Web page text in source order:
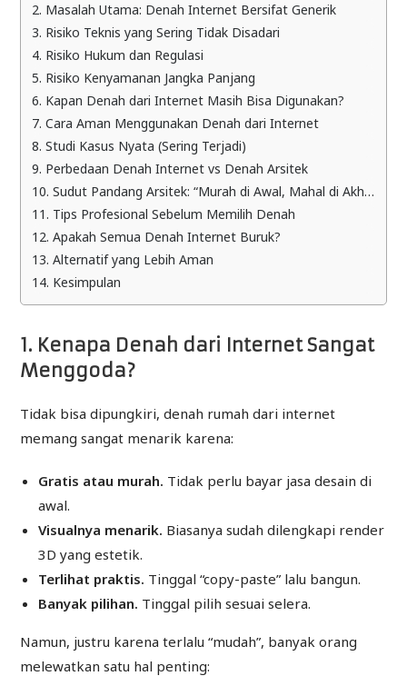
2. Masalah Utama: Denah Internet Bersifat Generik
3. Risiko Teknis yang Sering Tidak Disadari
4. Risiko Hukum dan Regulasi
5. Risiko Kenyamanan Jangka Panjang
6. Kapan Denah dari Internet Masih Bisa Digunakan?
7. Cara Aman Menggunakan Denah dari Internet
8. Studi Kasus Nyata (Sering Terjadi)
9. Perbedaan Denah Internet vs Denah Arsitek
10. Sudut Pandang Arsitek: “Murah di Awal, Mahal di Akhir”
11. Tips Profesional Sebelum Memilih Denah
12. Apakah Semua Denah Internet Buruk?
13. Alternatif yang Lebih Aman
14. Kesimpulan
1. Kenapa Denah dari Internet Sangat
Menggoda?
Tidak bisa dipungkiri, denah rumah dari internet
memang sangat menarik karena:
Gratis atau murah. Tidak perlu bayar jasa desain di
awal.
Visualnya menarik. Biasanya sudah dilengkapi render
3D yang estetik.
Terlihat praktis. Tinggal “copy-paste” lalu bangun.
Banyak pilihan. Tinggal pilih sesuai selera.
Namun, justru karena terlalu “mudah”, banyak orang
melewatkan satu hal penting: